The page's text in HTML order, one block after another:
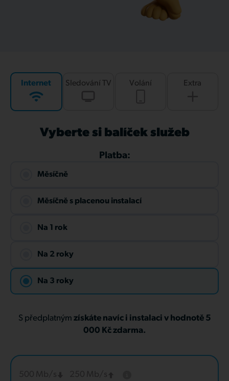
Internet Sledování TV Volání Extra
Vyberte si balíček služeb
Platba:
Měsíčně
Měsíčně s placenou instalací
Na 1 rok
Na 2 roky
Na 3 roky
S předplatným získáte navíc i instalaci v hodnotě 5
000 Kč zdarma.